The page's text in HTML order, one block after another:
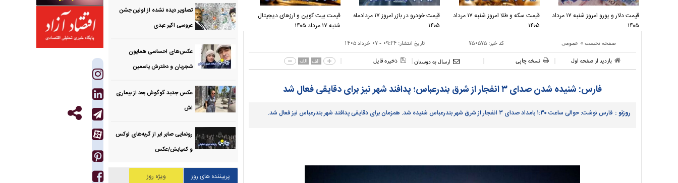
قیمت دلار و یورو امروز شنبه ۱۷ مرداد
۱۴۰۵
قیمت سکه و طلا امروز شنبه ۱۷ مرداد
۱۴۰۵
قیمت خودرو در بازر امروز ۱۷ مردادماه
۱۴۰۵
قیمت بیت کوین و ارز‌های دیجیتال
شنبه ۱۷ مرداد ۱۴۰۵
صفحه نخست » عمومی کد خبر:۷۵۰۵۷۵ تاریخ انتشار: ۰۹:۲۴ - ۰۷ خرداد ۱۴۰۵
بازدید از صفحه اول نسخه چاپی ارسال به دوستان ذخیره فایل الف الف
فارس: شنیده شدن صدای ۳ انفجار از شرق بندرعباس؛ پدافند شهر نیز برای دقایقی فعال شد
روزنو : فارس نوشت: حوالی ساعت ۱:۳۰ بامداد صدای ۳ انفجار از شرق شهر بندرعباس شنیده شد. همزمان برای دقایقی پدافند شهر بندرعباس نیز فعال شد.
تصاویر دیده نشده از اولین جشن
عروسی اکبر عبدی
عکس‌های احساسی همایون
شجریان و دخترش یاسمین
عکس جدید گوگوش بعد از بیماری
اش
رونمایی صابر ابر از گربه‌های لوکس
و کمیابش/عکس
پربیننده های روز
ویژه روز